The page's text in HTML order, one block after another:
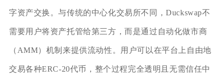
字资产交换。与传统的中心化交易所不同，Duckswap不
需要用户将资产托管给第三方，而是通过自动化做市商
（AMM）机制来提供流动性。用户可以在平台上自由地
交易各种ERC-20代币，整个过程完全透明且无需信任中